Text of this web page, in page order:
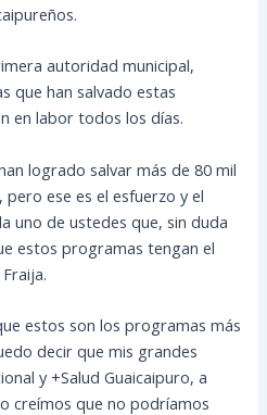
autoridad municipal,
que han salvado estas
en labor todos los días.
logrado salvar más de 80 mil
pero ese es el esfuerzo y el
uno de ustedes que, sin duda
estos programas tengan el
estos son los programas más
decir que mis grandes
y +Salud Guaicaipuro, a
creímos que no podríamos